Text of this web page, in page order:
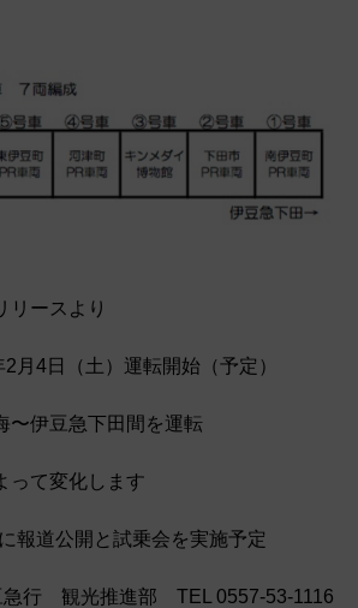
リースより
4日（土）運転開始（予定）
〜伊豆急下田間を運転
って変化します
報道公開と試乗会を実施予定
行 観光推進部 TEL 0557-53-1116